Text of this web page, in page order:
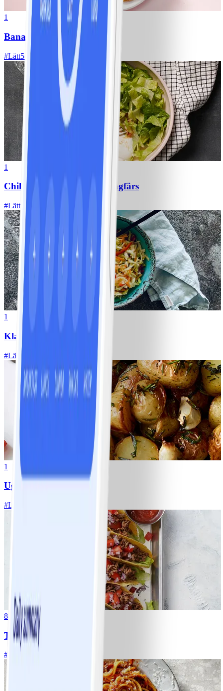
1
Bananpannkakor
#Lätt5 MIN
1
Chili con carne med kycklingfärs
#Lätt
1
Klassisk vitkålssallad
#Lätt 20 MIN
1
Ugnsrostad potatis
#Lätt
8
Tacos
#